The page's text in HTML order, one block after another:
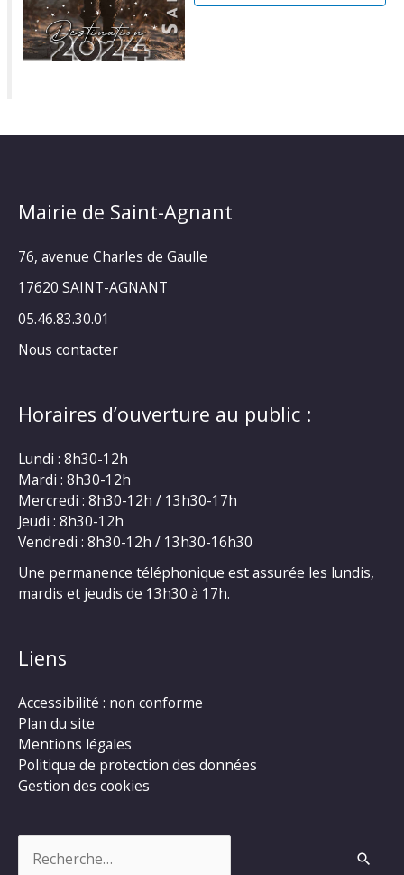
Mairie de Saint-Agnant
76, avenue Charles de Gaulle
17620 SAINT-AGNANT
05.46.83.30.01
Nous contacter
Horaires d’ouverture au public :
Lundi : 8h30-12h
Mardi : 8h30-12h
Mercredi : 8h30-12h / 13h30-17h
Jeudi : 8h30-12h
Vendredi : 8h30-12h / 13h30-16h30
Une permanence téléphonique est assurée les lundis,
mardis et jeudis de 13h30 à 17h.
Liens
Accessibilité : non conforme
Plan du site
Mentions légales
Politique de protection des données
Gestion des cookies